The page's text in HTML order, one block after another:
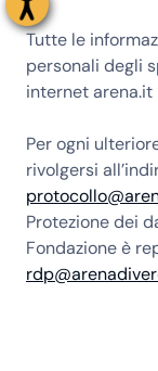
Tutte le
personali degli
internet arena.it
Per ogni
rivolgersi
Protezione dei
Fondazione è